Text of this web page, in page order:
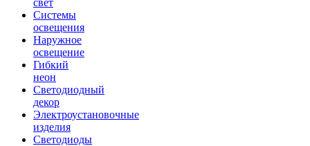
свет
Системы
освещения
Наружное
освещение
Гибкий
неон
Светодиодный
декор
Электроустановочные
изделия
Светодиоды